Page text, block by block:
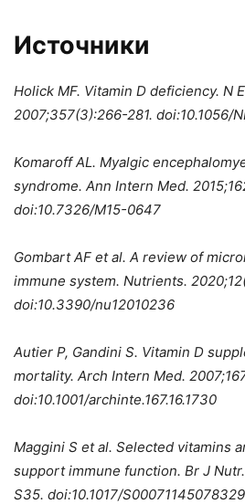
Источники
Holick MF. Vitamin D deficiency. N
2007;357(3):266-281. doi:10.1056/
Komaroff AL. Myalgic
syndrome. Ann Intern Med.
doi:10.7326/M15-0647
Gombart AF et al. A review of
immune system. Nutrients.
doi:10.3390/nu12010236
Autier P, Gandini S. Vitamin D
mortality. Arch Intern Med.
doi:10.1001/archinte.167.16.1730
Maggini S et al. Selected vitamins
support immune function. Br J
S35. doi:10.1017/